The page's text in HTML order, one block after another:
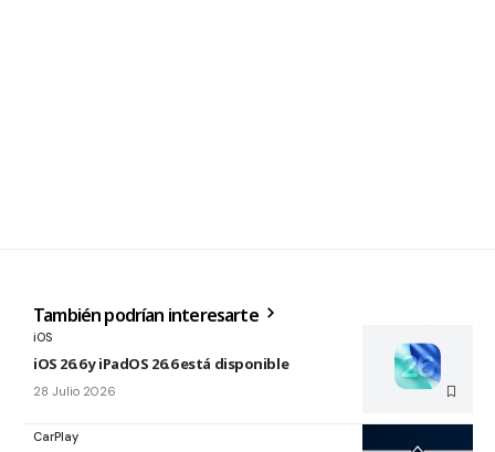
También podrían interesarte
iOS
iOS 26.6 y iPadOS 26.6 está disponible
28 Julio 2026
CarPlay